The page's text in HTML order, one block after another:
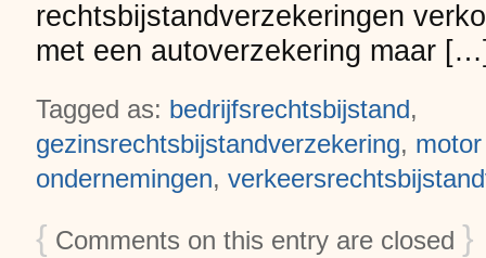
rechtsbijstandverzekeringen
met een autoverzekering maar
Tagged as: bedrijfsrechtsbijstand,
gezinsrechtsbijstandverzekering,
ondernemingen,
{ Comments on this entry are closed }